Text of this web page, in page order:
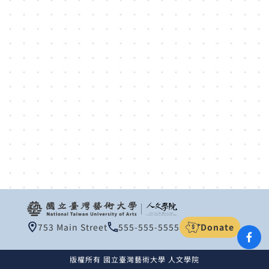
753 Main Street 555-555-5555 Donate
版權所有 國立臺灣藝術大學 人文學院